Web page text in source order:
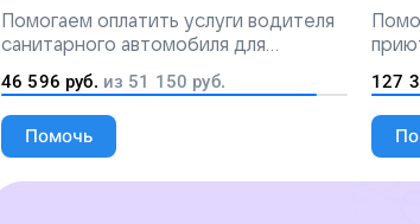
попадут на лечение
Помогаем оплатить услуги водителя
санитарного автомобиля для
перевозки тяжелобольных людей
46 596 руб. из 51 150 руб.
Помочь
127